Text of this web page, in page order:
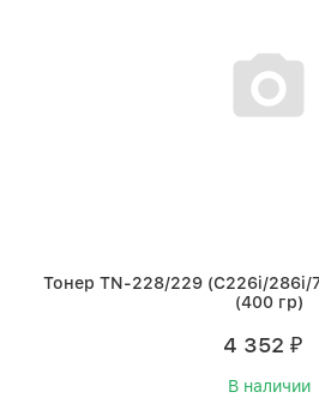
Тонер TN-228/229 (C226i/286i/
(400 гр)
4 352 ₽
В наличии